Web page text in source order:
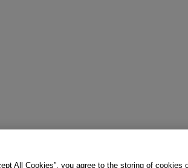
All Cookies”, you agree to the storing of cookies